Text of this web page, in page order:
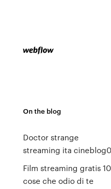
On the blog
Doctor strange
streaming ita
Film streaming gratis 10
cose che odio di te